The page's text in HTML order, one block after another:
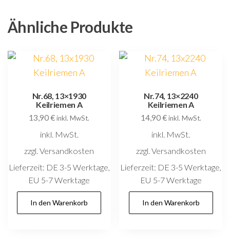
Ähnliche Produkte
Nr.68, 13×1930
Keilriemen A
13,90€ inkl. MwSt.
inkl. MwSt.
zzgl. Versandkosten
Lieferzeit: DE 3-5 Werktage,
EU 5-7 Werktage
In den Warenkorb
Nr.74, 13×2240
Keilriemen A
14,90€ inkl. MwSt.
inkl. MwSt.
zzgl. Versandkosten
Lieferzeit: DE 3-5 Werktage,
EU 5-7 Werktage
In den Warenkorb